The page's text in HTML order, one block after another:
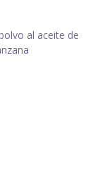
al aceite de